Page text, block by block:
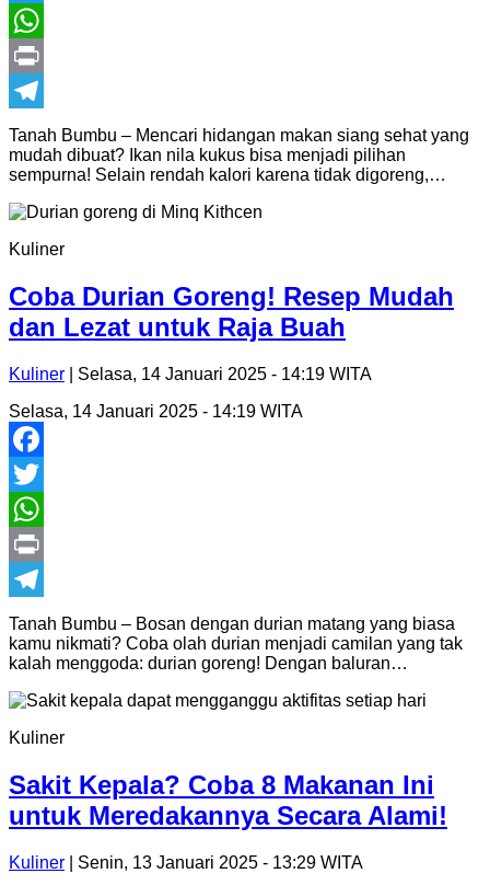
Twitter
WhatsApp
Print
Telegram
Tanah Bumbu – Mencari hidangan makan siang sehat yang
mudah dibuat? Ikan nila kukus bisa menjadi pilihan
sempurna! Selain rendah kalori karena tidak digoreng,…
Kuliner
Coba Durian Goreng! Resep Mudah
dan Lezat untuk Raja Buah
Kuliner | Selasa, 14 Januari 2025 - 14:19 WITA
Selasa, 14 Januari 2025 - 14:19 WITA
Facebook
Twitter
WhatsApp
Print
Telegram
Tanah Bumbu – Bosan dengan durian matang yang biasa
kamu nikmati? Coba olah durian menjadi camilan yang tak
kalah menggoda: durian goreng! Dengan baluran…
Kuliner
Sakit Kepala? Coba 8 Makanan Ini
untuk Meredakannya Secara Alami!
Kuliner | Senin, 13 Januari 2025 - 13:29 WITA